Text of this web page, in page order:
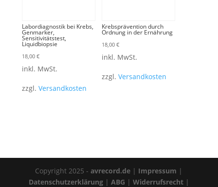
Labordiagnostik bei Krebs,
Genmarker,
Sensitivitätstest,
Liquidbiopsie
18,00 €
inkl. MwSt.
zzgl. Versandkosten
Krebsprävention durch
Ordnung in der Ernährung
18,00 €
inkl. MwSt.
zzgl. Versandkosten
Copyright 2025 -avrecord.de | Impressum |
Datenschutzerklärung| ABG | Widerrufsrecht|